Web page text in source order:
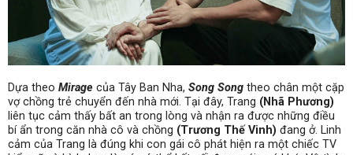
Dựa theo Mirage của Tây Ban Nha, Song Song theo chân một cặp
vợ chồng trẻ chuyển đến nhà mới. Tại đây, Trang (Nhã Phương)
liên tục cảm thấy bất an trong lòng và nhận ra được những điều
bí ẩn trong căn nhà cô và chồng (Trương Thế Vinh) đang ở. Linh
cảm của Trang là đúng khi con gái cô phát hiện ra một chiếc TV